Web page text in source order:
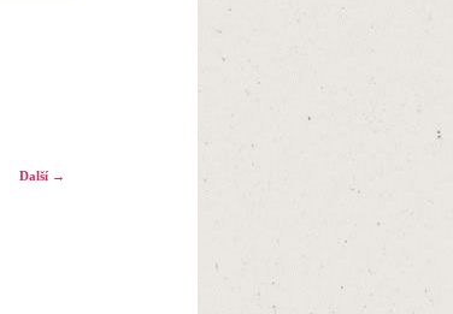
Další →